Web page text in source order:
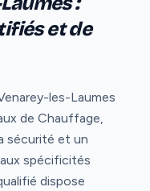
et de
les-Laumes
de Chauffage,
sécurité et un
spécificités
dispose